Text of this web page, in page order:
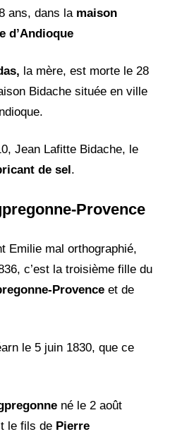
ans, dans la maison
d’Andioque
la mère, est morte le 28
Bidache située en ville
Jean Lafitte Bidache, le
de sel.
Provence
Emilie mal orthographié,
c’est la troisième fille du
Provence et de
le 5 juin 1830, que ce
né le 2 août
le fils de Pierre